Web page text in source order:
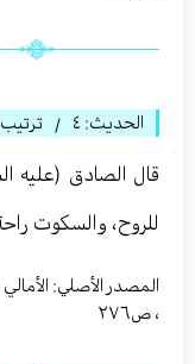
الحديث: ٤ /
قال الصادق (عليه
للروح، والسكوت
المصدر الأصلي:
، ص٢٧٦